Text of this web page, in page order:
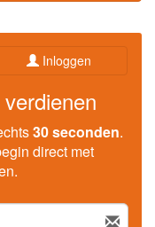
Inloggen
Start vandaag nog met verdienen
30 seconden.
direct met